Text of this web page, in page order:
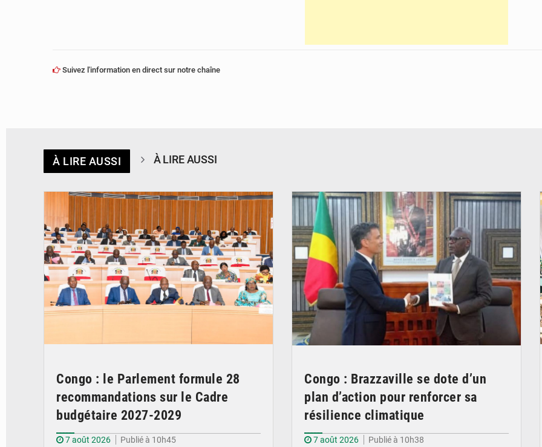
Suivez l'information en direct sur notre chaîne
À LIRE AUSSI À LIRE AUSSI
Congo : le Parlement formule 28
recommandations sur le Cadre
budgétaire 2027-2029
7 août 2026 Publié à 10h45
Congo : Brazzaville se dote d’un
plan d’action pour renforcer sa
résilience climatique
7 août 2026 Publié à 10h38